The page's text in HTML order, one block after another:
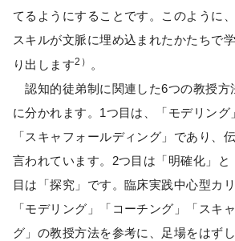
てるようにすることです。このように
スキルが文脈に埋め込まれたかたちで
り出します2）
。
認知的徒弟制に関連した6つの教授方
に分かれます。1つ目は、「モデリング
「スキャフォールディング」であり、
言われています。2つ目は「明確化」と
目は「探究」です。臨床実践中心型カ
「モデリング」「コーチング」「スキ
グ」の教授方法を参考に、足場をはず